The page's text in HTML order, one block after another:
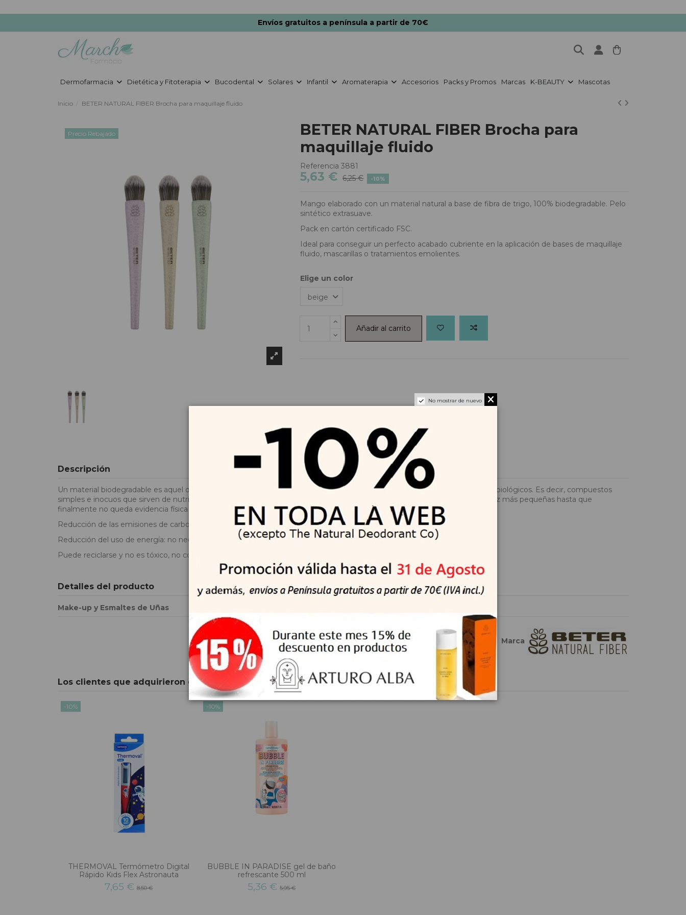
Envíos gratuitos a península a partir de 70€
Dermofarmacia Dietética y Fitoterapia Bucodental Solares Infantil Aromaterapia Accesorios Packs y Promos Marcas K-BEAUTY Mascotas
Inicio BETER NATURAL FIBER Brocha para maquillaje fluido
Precio Rebajado
BETER NATURAL FIBER Brocha para
maquillaje fluido
Referencia 3881
5,63 € 6,25 € -10%
Mango elaborado con un material natural a base de fibra de trigo, 100% biodegradable. Pelo
sintético extrasuave.
Pack en cartón certificado FSC.
Ideal para conseguir un perfecto acabado cubriente en la aplicación de bases de maquillaje
fluido, mascarillas o tratamientos emolientes.
Elige un color
Añadir al carrito
Descripción
Un material biodegradable es aquel que puede descomponerse en elementos químicos naturales por la acción de agentes biológicos. Es decir, compuestos
simples e inocuos que sirven de nutrientes en el medio. En este proceso, el material se va fragmentando en piezas cada vez más pequeñas hasta que
finalmente no queda evidencia física de su existencia:
Reducción de las emisiones de carbono en el proceso de fabricación.
Reducción del uso de energía: no necesita combustibles fósiles para reciclarse.
Puede reciclarse y no es tóxico, no contiene químicos ni toxinas.
Detalles del producto
Make-up y Esmaltes de Uñas
Marca
Los clientes que adquirieron este producto también compraron:
-10%
THERMOVAL Termómetro Digital
Rápido Kids Flex Astronauta
7,65 €8,50 €
-10%
BUBBLE IN PARADISE gel de baño
refrescante 500 ml
5,36 €5,95 €
No mostrar de nuevo